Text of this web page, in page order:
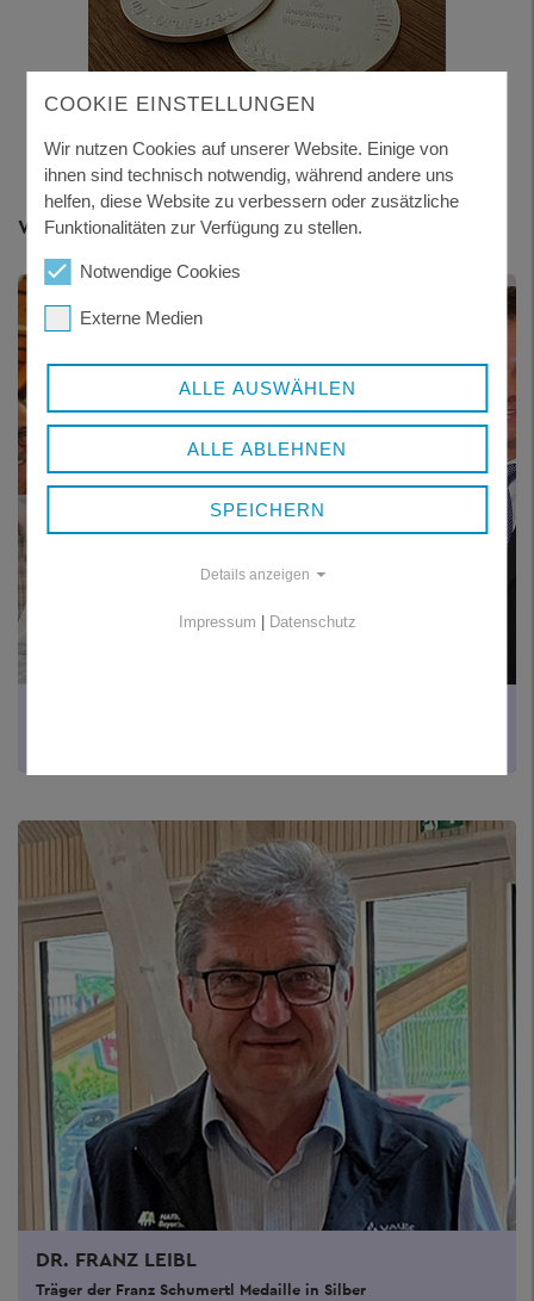
Weitere Themen
DR. FRANZ LEIBL
Träger der Franz Schumertl Medaille in Silber
COOKIE EINSTELLUNGEN
Wir nutzen Cookies auf unserer Website. Einige von
ihnen sind technisch notwendig, während andere uns
helfen, diese Website zu verbessern oder zusätzliche
Funktionalitäten zur Verfügung zu stellen.
Notwendige Cookies
Externe Medien
ALLE AUSWÄHLEN
ALLE ABLEHNEN
SPEICHERN
Details anzeigen
Impressum Datenschutz